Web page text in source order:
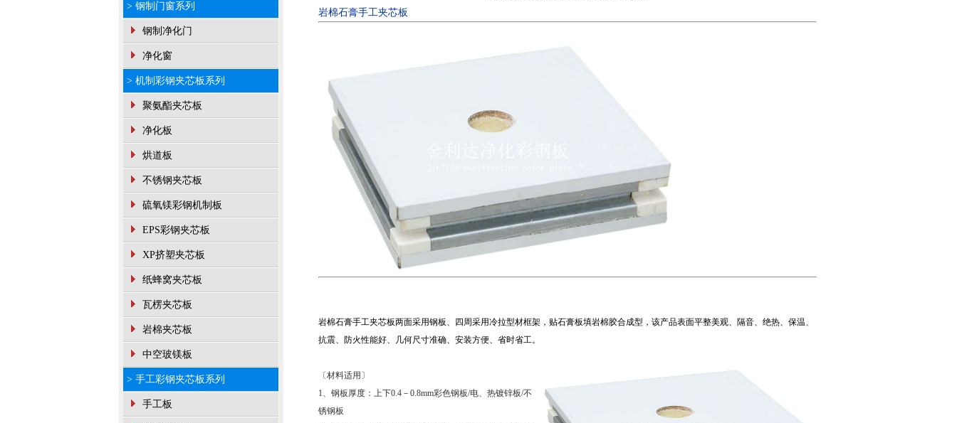
> 钢制门窗系列
钢制净化门
净化窗
> 机制彩钢夹芯板系列
聚氨酯夹芯板
净化板
烘道板
不锈钢夹芯板
硫氧镁彩钢机制板
EPS彩钢夹芯板
XP挤塑夹芯板
纸蜂窝夹芯板
瓦楞夹芯板
岩棉夹芯板
中空玻镁板
> 手工彩钢夹芯板系列
手工板
岩棉石膏手工夹芯板
岩棉石膏手工夹芯板两面采用钢板、四周采用冷拉型材框架，贴石膏板填岩棉胶合成型，该产品表面平整美观、隔音、绝热、保温、
抗震、防火性能好、几何尺寸准确、安装方便、省时省工。
〔材料适用〕
1、钢板厚度：上下0.4－0.8mm彩色钢板/电、热镀锌板/不
锈钢板